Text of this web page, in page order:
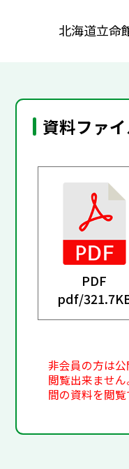
北海道立命
資料ファ
PDF
pdf/
非会員の方は
閲覧出来ませ
間の資料を閲覧